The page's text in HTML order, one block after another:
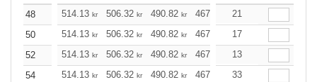
48 514.13 kr 506.32 kr 490.82 kr 467.41 443.99
21
50
514.13 kr 506.32 kr 490.82 kr 467.41 443.99
17
52
514.13 kr 506.32 kr 490.82 kr 467.41 443.99
13
54
514.13 kr 506.32 kr 490.82 kr 467.41 443.99
33